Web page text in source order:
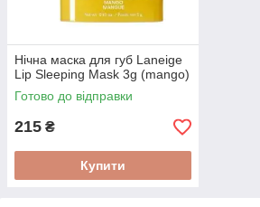
Нічна маска для губ Laneige
Lip Sleeping Mask 3g (mango)
Готово до відправки
215 ₴
Купити